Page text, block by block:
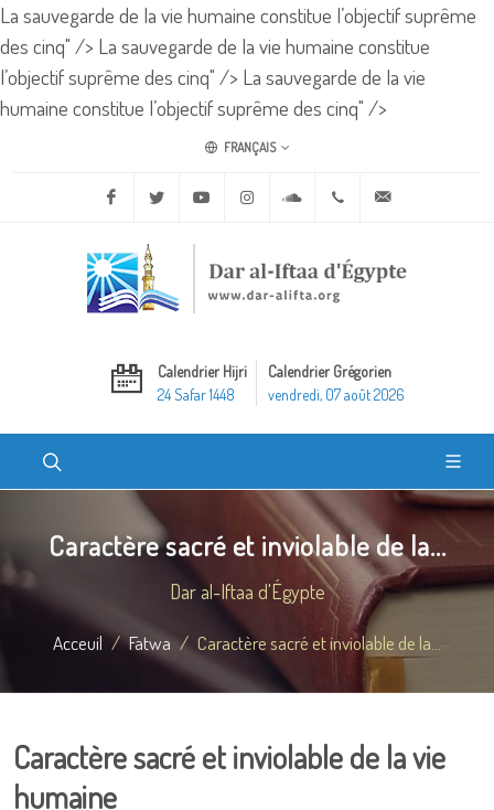
La sauvegarde de la vie humaine constitue l’objectif suprême
des cinq" /> La sauvegarde de la vie humaine constitue
l’objectif suprême des cinq" /> La sauvegarde de la vie
humaine constitue l’objectif suprême des cinq" />
FRANÇAIS
Facebook Twitter Youtube Instagram Soundcloud+20 2 25970400
Calendrier Hijri
24 Safar 1448
Calendrier Grégorien
vendredi, 07 août 2026
Caractère sacré et inviolable de la...
Dar al-Iftaa d'Égypte
Acceuil Fatwa Caractère sacré et inviolable de la...
Caractère sacré et inviolable de la vie
humaine